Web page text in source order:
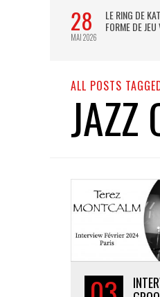
28
MAI 2026
LE RING DE
FORME DE
ALL POSTS
JAZZ